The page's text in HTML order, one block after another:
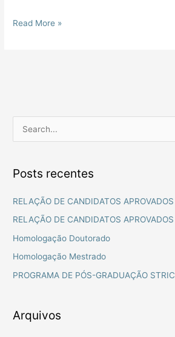
Read More »
q
u
r
p
r
Posts recentes
RELAÇÃO DE CANDIDATOS
RELAÇÃO DE CANDIDATOS
Homologação Doutorado
Homologação Mestrado
PROGRAMA DE PÓS-GRADUAÇÃO
Arquivos